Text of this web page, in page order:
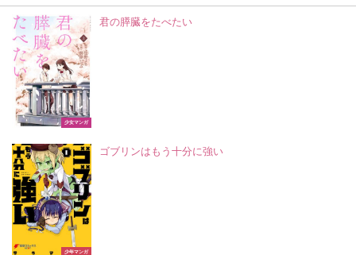
少女マンガ
君の膵臓をたべたい
少年マンガ
ゴブリンはもう十分に強い